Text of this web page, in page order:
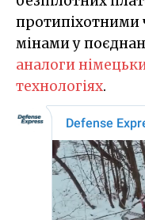
мінами у
аналоги
технологіях.